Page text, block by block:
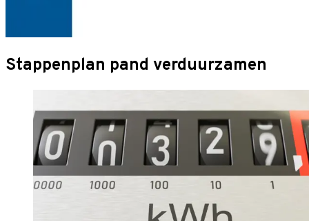
Stappenplan pand verduurzamen